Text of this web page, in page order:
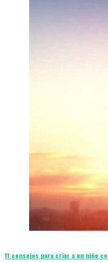
11 consejos para criar a un niño